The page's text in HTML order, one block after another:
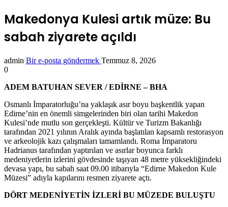
Makedonya Kulesi artık müze: Bu
sabah ziyarete açıldı
admin Bir e-posta göndermek Temmuz 8, 2026
0
ADEM BATUHAN SEVER / EDİRNE – BHA
Osmanlı İmparatorluğu’na yaklaşık asır boyu başkentlik yapan
Edirne’nin en önemli simgelerinden biri olan tarihi Makedon
Kulesi’nde mutlu son gerçekleşti. Kültür ve Turizm Bakanlığı
tarafından 2021 yılının Aralık ayında başlatılan kapsamlı restorasyon
ve arkeolojik kazı çalışmaları tamamlandı. Roma İmparatoru
Hadrianus tarafından yaptırılan ve asırlar boyunca farklı
medeniyetlerin izlerini gövdesinde taşıyan 48 metre yüksekliğindeki
devasa yapı, bu sabah saat 09.00 itibarıyla “Edirne Makedon Kule
Müzesi” adıyla kapılarını resmen ziyarete açtı.
DÖRT MEDENİYETİN İZLERİ BU MÜZEDE BULUŞTU